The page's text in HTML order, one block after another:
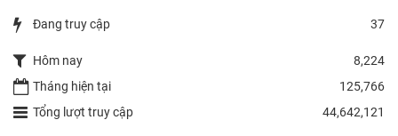
Đang truy cập 37
Hôm nay
8,224
Tháng hiện tại
125,766
Tổng lượt truy cập
44,642,121